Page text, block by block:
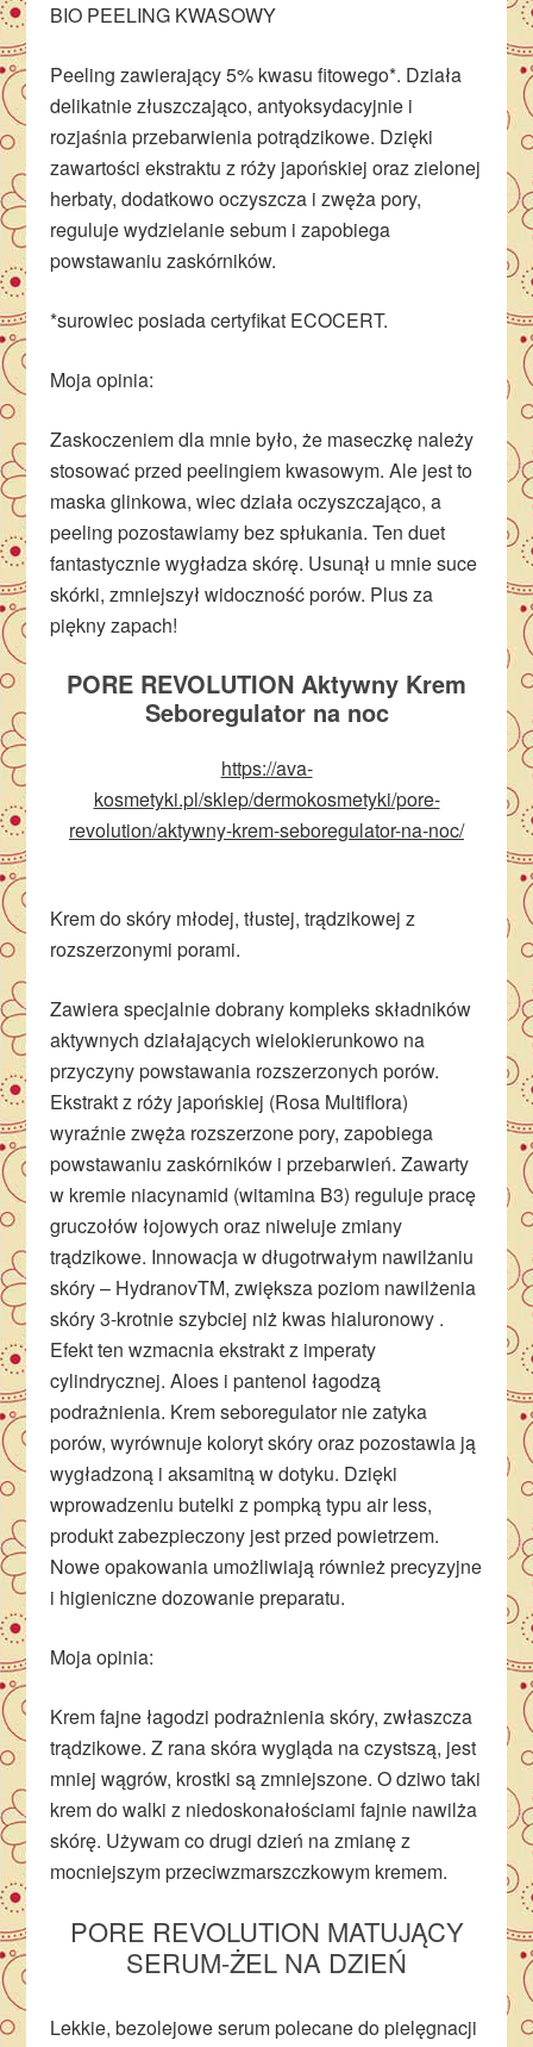
BIO PEELING KWASOWY
Peeling zawierający 5% kwasu fitowego*. Działa
delikatnie złuszczająco, antyoksydacyjnie i
rozjaśnia przebarwienia potrądzikowe. Dzięki
zawartości ekstraktu z róży japońskiej oraz zielonej
herbaty, dodatkowo oczyszcza i zwęża pory,
reguluje wydzielanie sebum i zapobiega
powstawaniu zaskórników.
*surowiec posiada certyfikat ECOCERT.
Moja opinia:
Zaskoczeniem dla mnie było, że maseczkę należy
stosować przed peelingiem kwasowym. Ale jest to
maska glinkowa, wiec działa oczyszczająco, a
peeling pozostawiamy bez spłukania. Ten duet
fantastycznie wygładza skórę. Usunął u mnie suce
skórki, zmniejszył widoczność porów. Plus za
piękny zapach!
PORE REVOLUTION Aktywny Krem
Seboregulator na noc
https://ava-
kosmetyki.pl/sklep/dermokosmetyki/pore-
revolution/aktywny-krem-seboregulator-na-noc/
Krem do skóry młodej, tłustej, trądzikowej z
rozszerzonymi porami.
Zawiera specjalnie dobrany kompleks składników
aktywnych działających wielokierunkowo na
przyczyny powstawania rozszerzonych porów.
Ekstrakt z róży japońskiej (Rosa Multiflora)
wyraźnie zwęża rozszerzone pory, zapobiega
powstawaniu zaskórników i przebarwień. Zawarty
w kremie niacynamid (witamina B3) reguluje pracę
gruczołów łojowych oraz niweluje zmiany
trądzikowe. Innowacja w długotrwałym nawilżaniu
skóry – HydranovTM, zwiększa poziom nawilżenia
skóry 3-krotnie szybciej niż kwas hialuronowy .
Efekt ten wzmacnia ekstrakt z imperaty
cylindrycznej. Aloes i pantenol łagodzą
podrażnienia. Krem seboregulator nie zatyka
porów, wyrównuje koloryt skóry oraz pozostawia ją
wygładzoną i aksamitną w dotyku. Dzięki
wprowadzeniu butelki z pompką typu air less,
produkt zabezpieczony jest przed powietrzem.
Nowe opakowania umożliwiają również precyzyjne
i higieniczne dozowanie preparatu.
Moja opinia:
Krem fajne łagodzi podrażnienia skóry, zwłaszcza
trądzikowe. Z rana skóra wygląda na czystszą, jest
mniej wągrów, krostki są zmniejszone. O dziwo taki
krem do walki z niedoskonałościami fajnie nawilża
skórę. Używam co drugi dzień na zmianę z
mocniejszym przeciwzmarszczkowym kremem.
PORE REVOLUTION MATUJĄCY
SERUM-ŻEL NA DZIEŃ
Lekkie, bezolejowe serum polecane do pielęgnacji